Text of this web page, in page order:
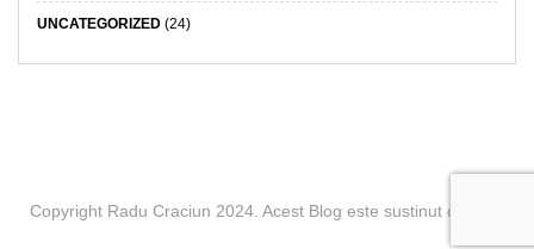
UNCATEGORIZED (24)
Copyright Radu Craciun 2024. Acest Blog este sustinut de BCR